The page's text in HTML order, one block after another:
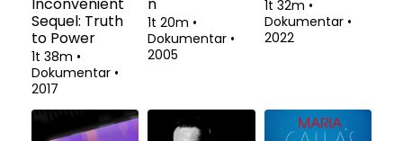
Inconvenient
Sequel: Truth
to Power
1t 38m •
Dokumentar •
2017
n
1t 20m •
Dokumentar •
2005
1t 32m •
Dokumentar •
2022